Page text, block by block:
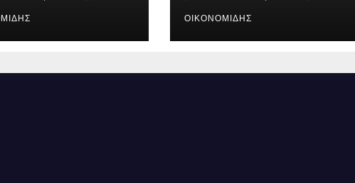
(Βίντεο).
ΟΙΚΟΝΟΜΊΔΗΣ